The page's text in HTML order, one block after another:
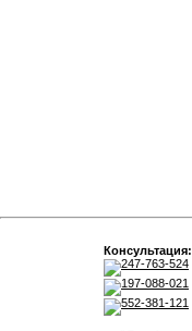
Консультация:
247-763-524
197-088-021
552-381-121